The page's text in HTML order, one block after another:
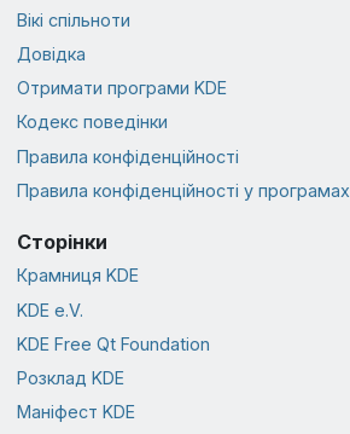
Вікі спільноти
Довідка
Отримати програми KDE
Кодекс поведінки
Правила конфіденційності
Правила конфіденційності у програмах
Сторінки
Крамниця KDE
KDE e.V.
KDE Free Qt Foundation
Розклад KDE
Маніфест KDE